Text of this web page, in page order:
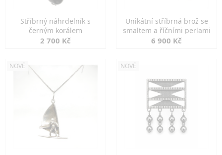
Stříbrný náhrdelník s
černým korálem
2 700 Kč
Unikátní stříbrná brož se
smaltem a říčními perlami
6 900 Kč
NOVÉ NOVÉ